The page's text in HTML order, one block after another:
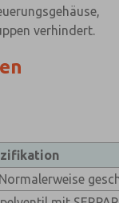
verhindert.